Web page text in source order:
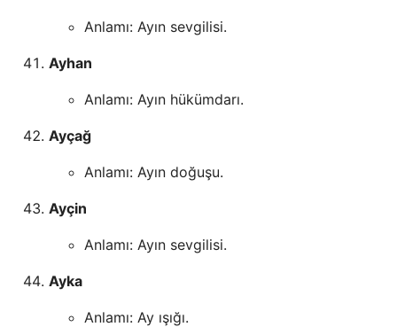
Anlamı: Ayın sevgilisi.
Ayhan
Anlamı: Ayın hükümdarı.
Ayçağ
Anlamı: Ayın doğuşu.
Ayçin
Anlamı: Ayın sevgilisi.
Ayka
Anlamı: Ay ışığı.